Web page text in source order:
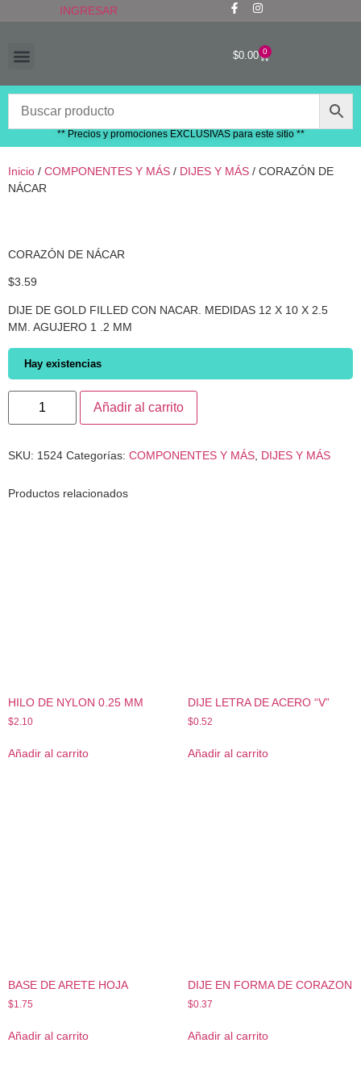
INGRESAR
$0.00 0
** Precios y promociones EXCLUSIVAS para este sitio **
Inicio / COMPONENTES Y MÁS / DIJES Y MÁS / CORAZÓN DE
NÁCAR
CORAZÓN DE NÁCAR
$3.59
DIJE DE GOLD FILLED CON NACAR. MEDIDAS 12 X 10 X 2.5
MM. AGUJERO 1 .2 MM
Hay existencias
Añadir al carrito
SKU: 1524 Categorías: COMPONENTES Y MÁS DIJES Y MÁS
Productos relacionados
HILO DE NYLON 0.25 MM
$2.10
Añadir al carrito
DIJE LETRA DE ACERO “V”
$0.52
Añadir al carrito
BASE DE ARETE HOJA
$1.75
Añadir al carrito
DIJE EN FORMA DE CORAZON
$0.37
Añadir al carrito